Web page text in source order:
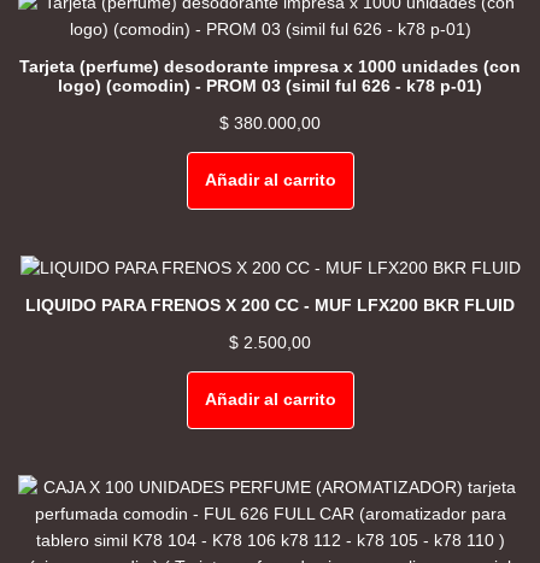
Tarjeta (perfume) desodorante impresa x 1000 unidades (con
logo) (comodin) - PROM 03 (simil ful 626 - k78 p-01)
$ 380.000,00
Añadir al carrito
LIQUIDO PARA FRENOS X 200 CC - MUF LFX200 BKR FLUID
$ 2.500,00
Añadir al carrito